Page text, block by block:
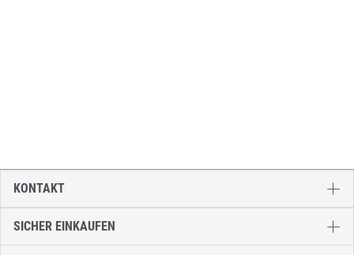
SICHER EINKAUFEN
KONTAKT